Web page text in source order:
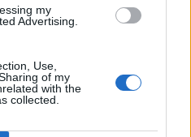
my
Advertising.
Use,
of my
with the
collected.
Γυρίζουμε τα
έτσι συνηθίσαμε
04:00 τα ξημερώματα, θα
ραντεβού με τον